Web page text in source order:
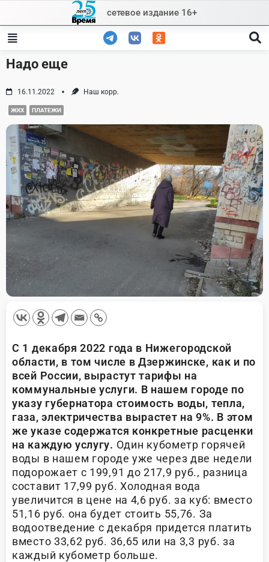
content
сетевое издание 16+
Надо еще
16.11.2022 Наш корр.
ЖКХ ПЛАТЕЖИ
С 1 декабря 2022 года в Нижегородской
области, в том числе в Дзержинске, как и по
всей России, вырастут тарифы на
коммунальные услуги. В нашем городе по
указу губернатора стоимость воды, тепла,
газа, электричества вырастет на 9%. В этом
же указе содержатся конкретные расценки
на каждую услугу. Один кубометр горячей
воды в нашем городе уже через две недели
подорожает с 199,91 до 217,9 руб., разница
составит 17,99 руб. Холодная вода
увеличится в цене на 4,6 руб. за куб: вместо
51,16 руб. она будет стоить 55,76. За
водоотведение с декабря придется платить
вместо 33,62 руб. 36,65 или на 3,3 руб. за
каждый кубометр больше.